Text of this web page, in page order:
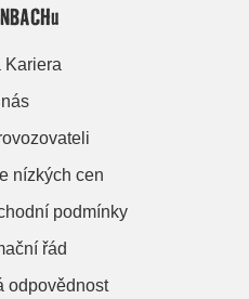
Kariera
nízkých cen
podmínky
řád
odpovědnost